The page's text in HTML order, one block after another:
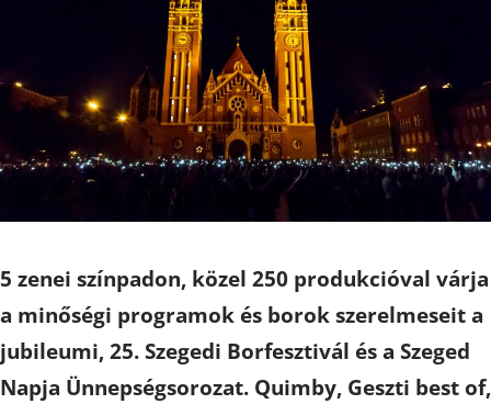
5 zenei színpadon, közel 250 produkcióval várja
a minőségi programok és borok szerelmeseit a
jubileumi, 25. Szegedi Borfesztivál és a Szeged
Napja Ünnepségsorozat. Quimby, Geszti best of,